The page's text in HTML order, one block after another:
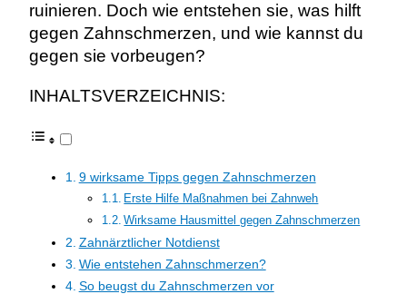
ruinieren. Doch wie entstehen sie, was hilft
gegen Zahnschmerzen, und wie kannst du
gegen sie vorbeugen?
INHALTSVERZEICHNIS:
9 wirksame Tipps gegen Zahnschmerzen
Erste Hilfe Maßnahmen bei Zahnweh
Wirksame Hausmittel gegen Zahnschmerzen
Zahnärztlicher Notdienst
Wie entstehen Zahnschmerzen?
So beugst du Zahnschmerzen vor